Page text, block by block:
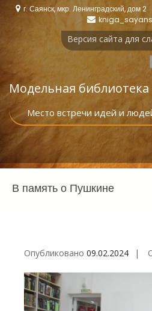
Перейтиг. Саянск, мкр. Ленинградский, дом 2
Версия сайта для
Модельная библиотека
Место встречи идей и
В память о Пушкине
Опубликовано 09.02.2024
Навигация
по